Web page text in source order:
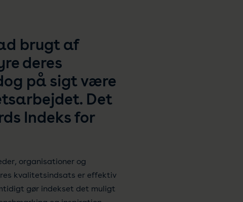
brugt af
deres
på sigt være
Det
Indeks for
organisationer og
kvalitetsindsats er effektiv
gør indekset det muligt